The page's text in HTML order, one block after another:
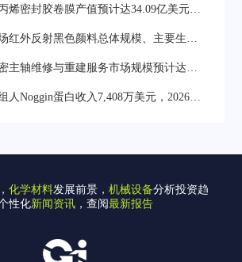
烯密封胶卷膜产值预计达34.09亿美元，
红外反射黑色颜料总体规模、主要生产
主轴维修与重建服务市场规模预计达
人Noggin蛋白收入7,408万美元，2026年
产替代进程。
化学材料发展前景， 机械设备分析投资趋
性化新闻资讯 ，查阅最新报告